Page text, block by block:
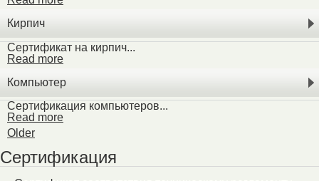
Кирпич
Сертификат на кирпич...
Read more
Компьютер
Сертификация компьютеров...
Read more
Older
Сертификация